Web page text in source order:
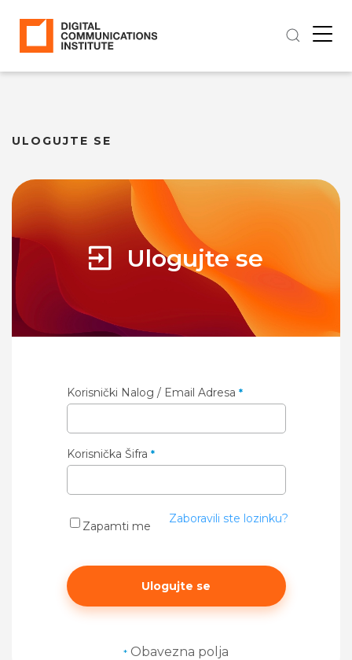
ULOGUJTE SE
Ulogujte se
Korisnički Nalog / Email Adresa *
Korisnička Šifra *
Zapamti me
Zaboravili ste lozinku?
Ulogujte se
* Obavezna polja